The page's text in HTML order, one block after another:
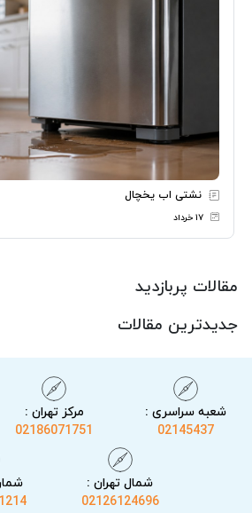
نشتی اب یخچال
۱۷ خرداد
مقالات پربازدید
جدیدترین مقالات
شعبه سراسری :
02145437
مرکز تهران :
02186071751
شمال تهران :
02126124696